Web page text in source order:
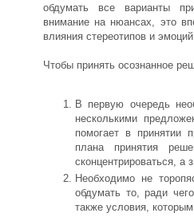
обдумать все варианты
внимание на нюансах, это
влияния стереотипов и эмоций.
Чтобы принять осознанное
В первую очередь
несколькими
помогает в принятии
плана принятия
сконцентрироваться, а
Необходимо не
обдумать то, ради
также условия,